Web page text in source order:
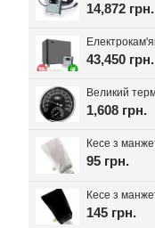
14,872 грн.
43,450 грн.
1,608 грн.
95 грн.
145 грн.